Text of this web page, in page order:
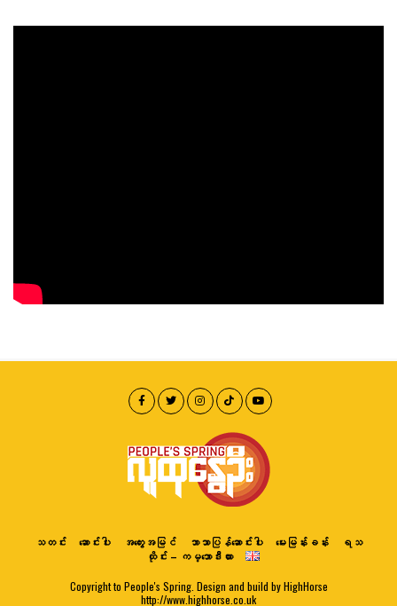
သတင်း ဆောင်းပါး အတွေးအမြင် ဘာသာပြန်ဆောင်းပါး မေးမြန်းခန်း
ရသ
ထိုင်း – ကမ္ဘောဒီးယား
Copyright to People's Spring. Design and build by HighHorse
http://www.highhorse.co.uk